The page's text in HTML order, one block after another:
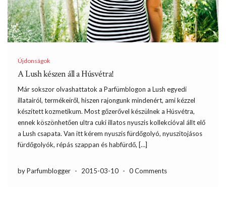
Újdonságok
A Lush készen áll a Húsvétra!
Már sokszor olvashattatok a Parfümblogon a Lush egyedi
illatairól, termékeiről, hiszen rajongunk mindenért, ami kézzel
készített kozmetikum. Most gőzerővel készülnek a Húsvétra,
ennek köszönhetően ultra cuki illatos nyuszis kollekcióval állt elő
a Lush csapata. Van itt kérem nyuszis fürdőgolyó, nyuszitojásos
fürdőgolyók, répás szappan és habfürdő, […]
by Parfumblogger - 2015-03-10 - 0 Comments